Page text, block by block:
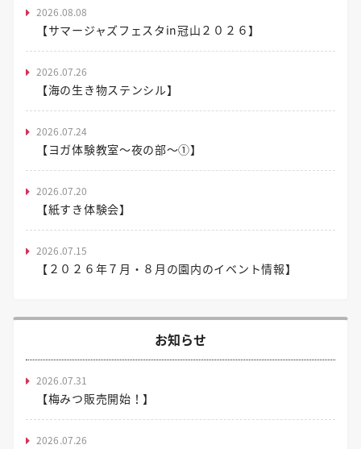
2026.08.08
【サマージャズフェスタin冠山２０２６】
2026.07.26
【海の生き物ステンシル】
2026.07.24
【ヨガ体験教室～夜の部～①】
2026.07.20
【紙すき体験会】
2026.07.15
【２０２６年７月・８月の園内のイベント情報】
お知らせ
2026.07.31
【梅みつ販売開始！】
2026.07.26